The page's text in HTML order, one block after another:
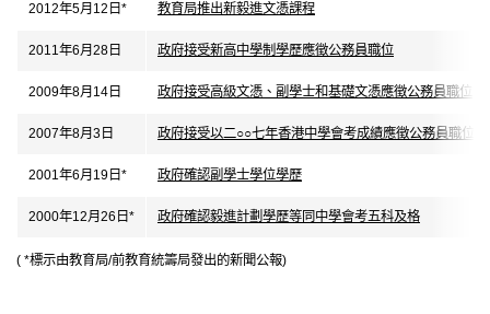
2012年5月12日* 教育局推出新毅進文憑課程
2011年6月28日 政府接受新高中學制學歷應徵公務員職位
2009年8月14日 政府接受高級文憑、副學士和基礎文憑應徵公務員職位
2007年8月3日 政府接受以二○○七年香港中學會考成績應徵公務員職位
2001年6月19日* 政府確認副學士學位學歷
2000年12月26日* 政府確認毅進計劃學歷等同中學會考五科及格
( *標示由教育局/前教育統籌局發出的新聞公報)